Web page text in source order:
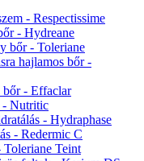
- Respectissime
- Hydreane
bőr - Toleriane
hajlamos bőr -
bőr - Effaclar
- Nutritic
- Hydraphase
- Redermic C
Toleriane Teint